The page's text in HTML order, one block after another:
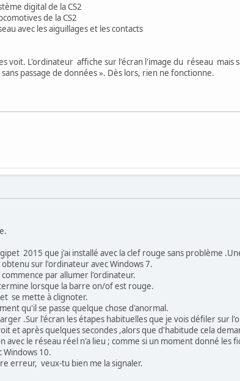
de la CS2
de la CS2
et les contacts
voit. L'ordinateur affiche sur l'écran l'image du réseau mais
passage de données ». Dès lors, rien ne fonctionne.
2015 que j'ai installé avec la clef rouge sans problème
sur l'ordinateur avec Windows 7.
par allumer l'ordinateur.
lorsque la barre on/of est rouge.
se mette à clignoter.
qu'il se passe quelque chose d'anormal.
.Sur l'écran les étapes habituelles que je vois défiler sur
et après quelques secondes ,alors que d'habitude cela
avec le réseau réel n'a lieu ; comme si un moment donné les
10.
erreur, veux-tu bien me la signaler.